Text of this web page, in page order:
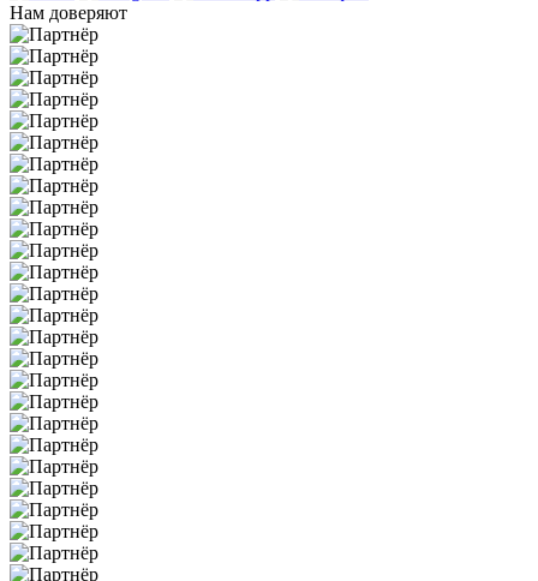
Нам доверяют